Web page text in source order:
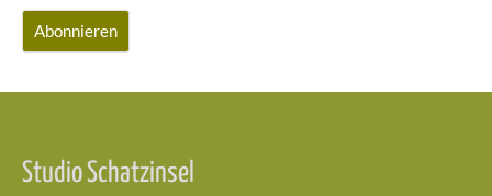
Studio Schatzinsel